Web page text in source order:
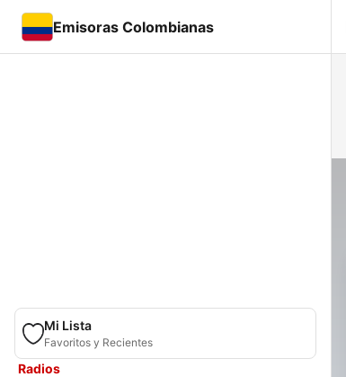
Emisoras Colombianas
Mi Lista
Favoritos y Recientes
Radios